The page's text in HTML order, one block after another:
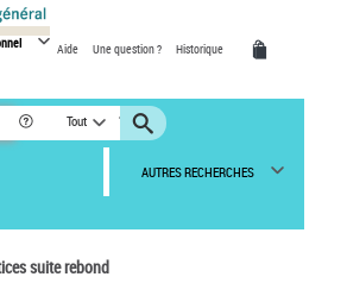
Aide Une question ? Historique
Tout
AUTRES RECHERCHES
suite rebond